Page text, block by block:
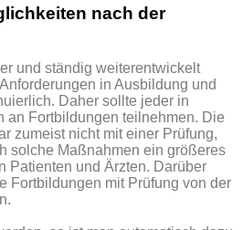
nach der
und ständig weiterentwickelt
in Ausbildung und
Daher sollte jeder in
an Fortbildungen teilnehmen. Die
zumeist nicht mit einer Prüfung,
solche Maßnahmen ein größeres
Patienten und Ärzten. Darüber
Fortbildungen mit Prüfung von der